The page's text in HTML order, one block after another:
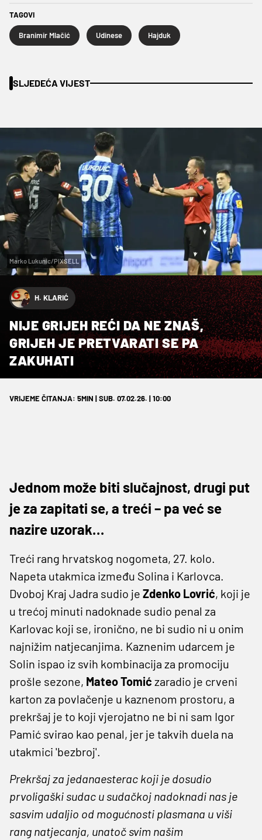
TAGOVI
Branimir Mlačić Udinese Hajduk
SLJEDEĆA VIJEST
Marko Lukunic/PIXSELL
H. KLARIĆ
NIJE GRIJEH REĆI DA NE ZNAŠ,
GRIJEH JE PRETVARATI SE PA
ZAKUHATI
VRIJEME ČITANJA: 5MIN | SUB. 07.02.26. | 10:00
Jednom može biti slučajnost, drugi put
je za zapitati se, a treći – pa već se
nazire uzorak…
Treći rang hrvatskog nogometa, 27. kolo.
Napeta utakmica između Solina i Karlovca.
Dvoboj Kraj Jadra sudio je Zdenko Lovrić, koji je
u trećoj minuti nadoknade sudio penal za
Karlovac koji se, ironično, ne bi sudio ni u onim
najnižim natjecanjima. Kaznenim udarcem je
Solin ispao iz svih kombinacija za promociju
prošle sezone, Mateo Tomić zaradio je crveni
karton za povlačenje u kaznenom prostoru, a
prekršaj je to koji vjerojatno ne bi ni sam Igor
Pamić svirao kao penal, jer je takvih duela na
utakmici 'bezbroj'.
Prekršaj za jedanaesterac koji je dosudio
prvoligaški sudac u sudačkoj nadoknadi nas je
sasvim udaljio od mogućnosti plasmana u viši
rang natjecanja, unatoč svim našim